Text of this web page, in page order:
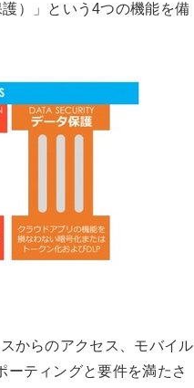
）」という4つの機能を備
からのアクセス、モバイル
ティングと要件を満たさ